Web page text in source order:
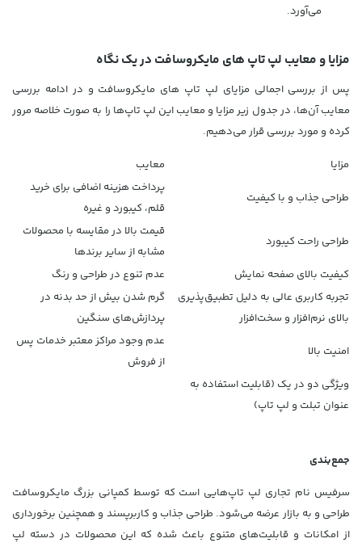
می‌آورد.
مزایا و معایب لپ تاپ های مایکروسافت در یک نگاه
پس از بررسی اجمالی مزایای لپ تاپ های مایکروسافت و در ادامه بررسی
معایب آن‌ها، در جدول زیر مزایا و معایب این لپ تاپ‌ها را به صورت خلاصه مرور
کرده و مورد بررسی قرار می‌دهیم.
مزایا معایب
طراحی جذاب و با کیفیت
پرداخت هزینه اضافی برای خرید
قلم، کیبورد و غیره
طراحی راحت کیبورد
قیمت بالا در مقایسه با محصولات
مشابه از سایر برندها
کیفیت بالای صفحه نمایش
عدم تنوع در طراحی و رنگ
تجربه کاربری عالی به دلیل تطبیق‌پذیری
بالای نرم‌افزار و سخت‌افزار
گرم شدن بیش از حد بدنه در
پردازش‌های سنگین
امنیت بالا
عدم وجود مراکز معتبر خدمات پس
از فروش
ویژگی دو در یک (قابلیت استفاده به
عنوان تبلت و لپ تاپ)
جمع‌بندی
سرفیس نام تجاری لپ تاپ‌هایی است که توسط کمپانی بزرگ مایکروسافت
طراحی و به بازار عرضه می‌شود. طراحی جذاب و کاربرپسند و همچنین برخورداری
از امکانات و قابلیت‌های متنوع باعث شده که این محصولات در دسته لپ